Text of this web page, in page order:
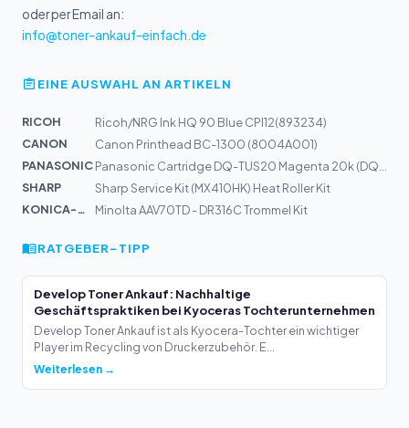
oder per Email an:
info@toner-ankauf-einfach.de
EINE AUSWAHL AN ARTIKELN
RICOH
Ricoh/NRG Ink HQ 90 Blue CPI12(893234)
CANON
Canon Printhead BC-1300 (8004A001)
PANASONIC
SHARP
Sharp Service Kit (MX410HK) Heat Roller Kit
KONICA-MIN...
Minolta AAV70TD - DR316C Trommel Kit
RATGEBER-TIPP
Develop Toner Ankauf: Nachhaltige
Geschäftspraktiken bei Kyoceras Tochterunternehmen
Develop Toner Ankauf ist als Kyocera-Tochter ein wichtiger
Player im Recycling von Druckerzubehör. E...
Weiterlesen →